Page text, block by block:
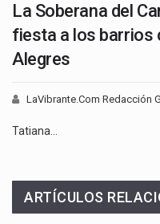
La Soberana del
fiesta a los barrios
Alegres
LaVibrante.Com Redacción
Tatiana…
ARTÍCULOS